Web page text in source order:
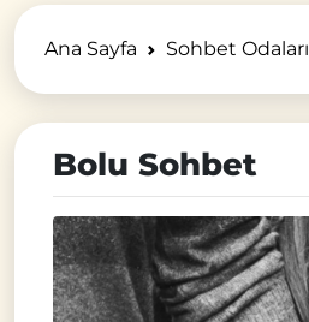
Ana Sayfa Sohbet Odaları
Bolu Sohbet